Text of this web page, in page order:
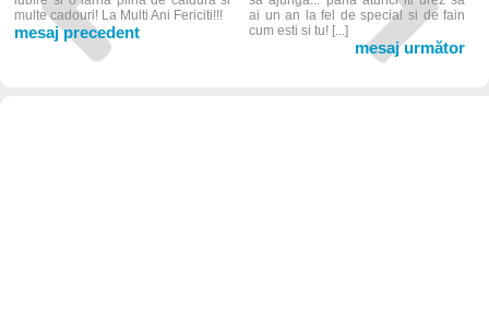
multe cadouri! La Multi Ani Fericiti!!!
mesaj precedent
ai un an la fel de special si de fain
cum esti si tu! [...]
mesaj următor